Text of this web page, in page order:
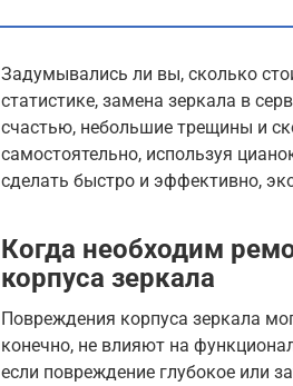
Задумывались ли вы, сколько
статистике, замена зеркала в
счастью, небольшие трещины и
самостоятельно, используя
сделать быстро и эффективно,
Когда необходим
корпуса зеркала
Повреждения корпуса зеркала
конечно, не влияют на
если повреждение глубокое или